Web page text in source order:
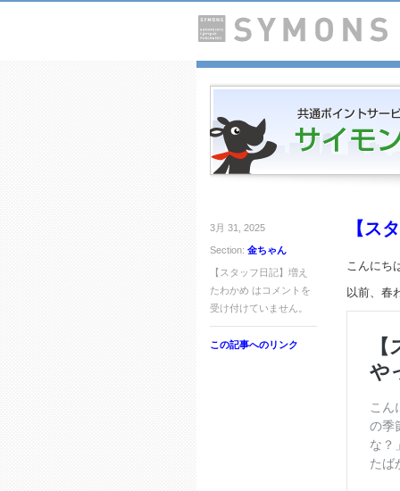
3月 31, 2025
Section: 金ちゃん
【スタッフ日記】増え
たわかめ は コメントを
受け付けていません。
この記事へのリンク
【ス
こんにち
以前、春